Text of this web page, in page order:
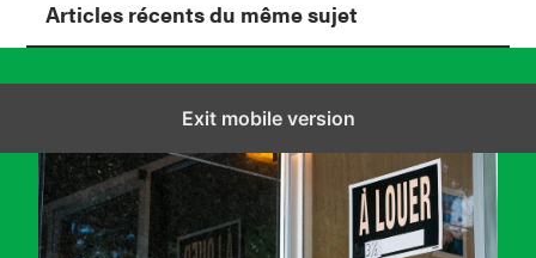
Articles récents du même sujet
Exit mobile version